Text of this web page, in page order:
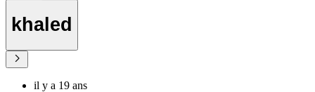
khaled
il y a 19 ans